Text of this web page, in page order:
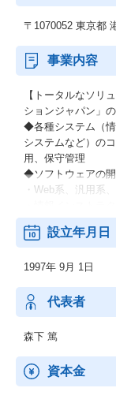
〒1070052 東京都
事業内容
【トータルなソリ
ションジャパン」の
◆各種システム（
システムなど）の
用、保守管理
◆ソフトウェアの
・Web系、汎用系
・財務、販売、人
【開発実績】
ムの開発
◆カーナビの映像
◆大手企業の社内
設立年月日
1997年 9月 1日
代表者
森下 篤
資本金